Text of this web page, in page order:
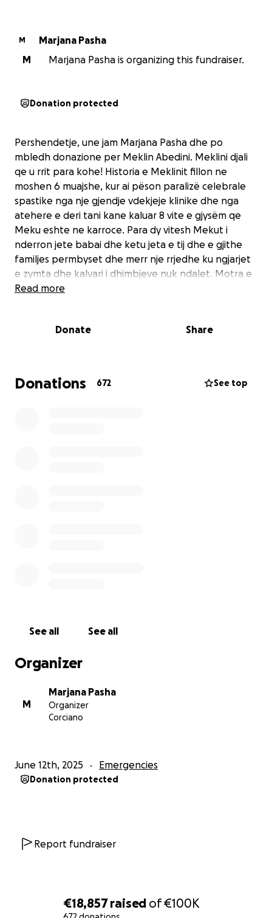
€18,857raised of€100K
M
Marjana Pasha
M
Marjana Pasha is organizing this fundraiser.
Donation protected
Pershendetje, une jam Marjana Pasha dhe po
mbledh donazione per Meklin Abedini. Meklini djali
qe u rrit para kohe! Historia e Meklinit fillon ne
moshen 6 muajshe, kur ai pëson paralizë celebrale
spastike nga nje gjendje vdekjeje klinike dhe nga
atehere e deri tani kane kaluar 8 vite e gjysëm qe
Meku eshte ne karroce. Para dy vitesh Mekut i
nderron jete babai dhe ketu jeta e tij dhe e gjithe
familjes permbyset dhe merr nje rrjedhe ku ngjarjet
e zymta dhe kalvari i dhimbjeve nuk ndalet. Motra e
Meklinit vuan gjithashtu nga disleksia dhe keshtu
varferine si edhe humbjen e shtepise. Ata jetojne te
duhet te ngjisin e zbresin Mekun ne krah dhe per
kete edhe nena e Meklinit edhe gjyshja nuk munden
Read more
Donate Share
Donations 672 See top
See all See all
Organizer
M
Marjana Pasha
Organizer
Corciano
June 12th, 2025 Emergencies
Donation protected
Report fundraiser